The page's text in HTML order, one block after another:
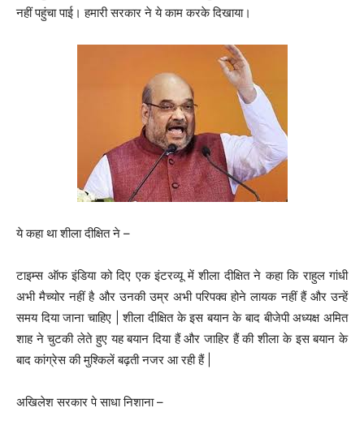
नहीं पहुंचा पाई। हमारी सरकार ने ये काम करके दिखाया।
ये कहा था शीला दीक्षित ने –
टाइम्स ऑफ इंडिया को दिए एक इंटरव्यू में शीला दीक्षित ने कहा कि राहुल गांधी
अभी मैच्योर नहीं है और उनकी उम्र अभी परिपक्व होने लायक नहीं हैं और उन्हें
समय दिया जाना चाहिए | शीला दीक्षित के इस बयान के बाद बीजेपी अध्यक्ष अमित
शाह ने चुटकी लेते हुए यह बयान दिया हैं और जाहिर हैं की शीला के इस बयान के
बाद कांग्रेस की मुश्किलें बढ़ती नजर आ रही हैं |
अखिलेश सरकार पे साधा निशाना –